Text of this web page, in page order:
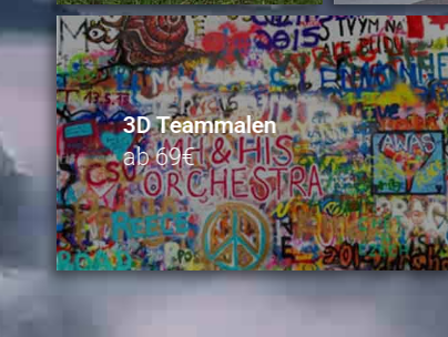
3D Teammalen
ab 69€